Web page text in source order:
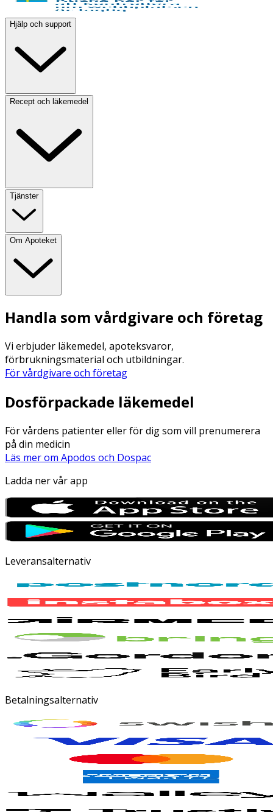
Hjälp och support
Recept och läkemedel
Tjänster
Om Apoteket
Handla som vårdgivare och företag
Vi erbjuder läkemedel, apoteksvaror,
förbrukningsmaterial och utbildningar.
För vårdgivare och företag
Dosförpackade läkemedel
För vårdens patienter eller för dig som vill prenumerera
på din medicin
Läs mer om Apodos och Dospac
Ladda ner vår app
Leveransalternativ
Betalningsalternativ